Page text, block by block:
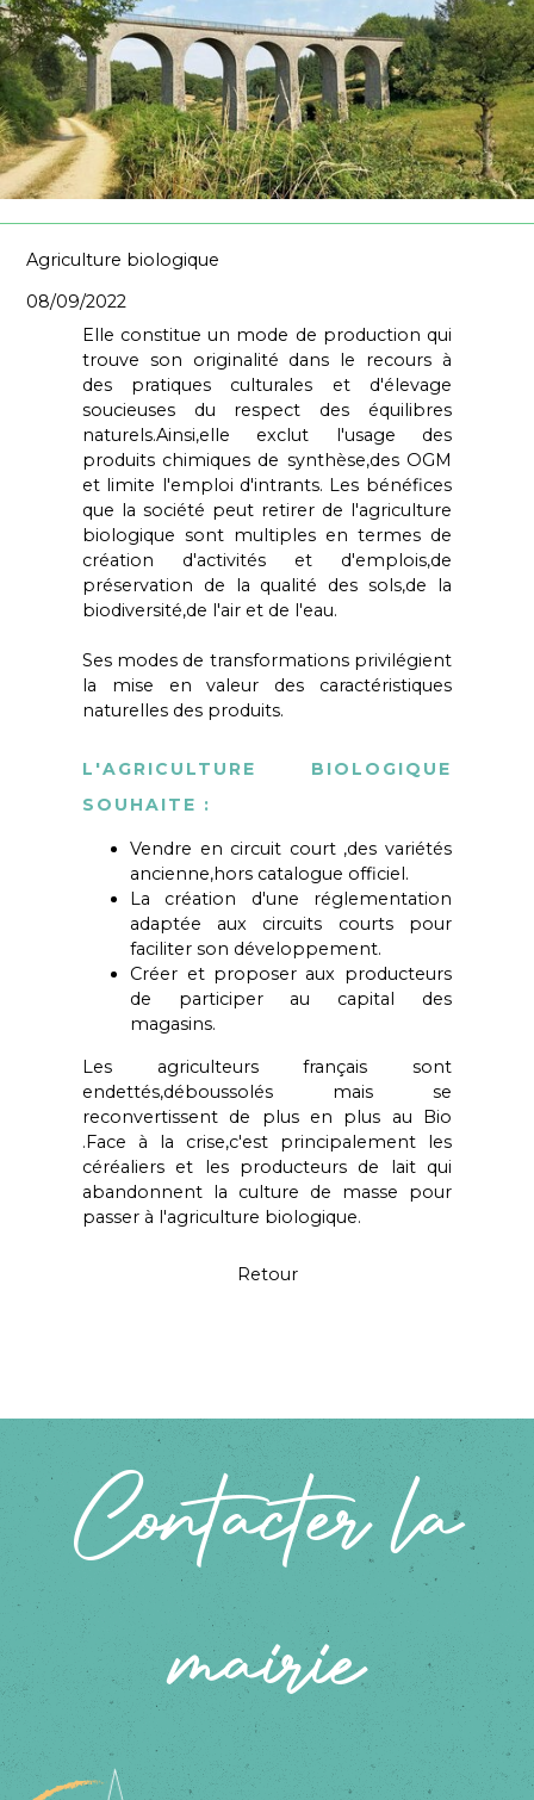
Agriculture biologique
08/09/2022
Elle constitue un mode de production qui
trouve son originalité dans le recours à
des pratiques culturales et d'élevage
soucieuses du respect des équilibres
naturels.Ainsi,elle exclut l'usage des
produits chimiques de synthèse,des OGM
et limite l'emploi d'intrants. Les bénéfices
que la société peut retirer de l'agriculture
biologique sont multiples en termes de
création d'activités et d'emplois,de
préservation de la qualité des sols,de la
biodiversité,de l'air et de l'eau.
Ses modes de transformations privilégient
la mise en valeur des caractéristiques
naturelles des produits.
L'agriculture biologique
souhaite :
Vendre en circuit court ,des variétés
ancienne,hors catalogue officiel.
La création d'une réglementation
adaptée aux circuits courts pour
faciliter son développement.
Créer et proposer aux producteurs
de participer au capital des
magasins.
Les agriculteurs français sont
endettés,déboussolés mais se
reconvertissent de plus en plus au Bio
.Face à la crise,c'est principalement les
céréaliers et les producteurs de lait qui
abandonnent la culture de masse pour
passer à l'agriculture biologique.
Retour
Contacter la
mairie